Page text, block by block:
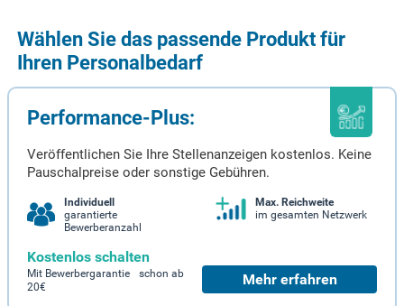
Wählen Sie das passende Produkt für
Ihren Personalbedarf
Performance-Plus:
Veröffentlichen Sie Ihre Stellenanzeigen kostenlos. Keine
Pauschalpreise oder sonstige Gebühren.
Individuell
garantierte
Bewerberanzahl
Max. Reichweite
im gesamten Netzwerk
Kostenlos schalten
Mit Bewerbergarantie schon ab
20€
Mehr erfahren